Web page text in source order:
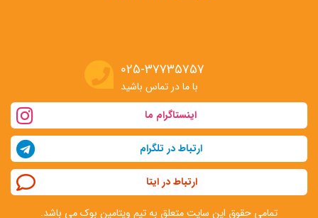
۰۲۵-۳۷۷۳۵۷۵۷
با ما در تماس باشید
اینستاگرام ما
ارتباط در تلگرام
ارتباط در ایتا
تمامی حقوق این سایت متعلق به تیم ویتامین بوک می باشد.